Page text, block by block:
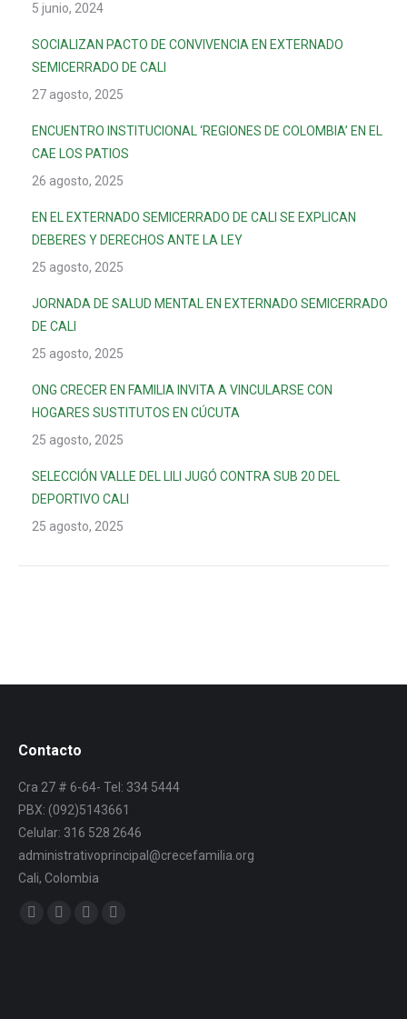
5 junio, 2024
SOCIALIZAN PACTO DE CONVIVENCIA EN EXTERNADO
SEMICERRADO DE CALI
27 agosto, 2025
ENCUENTRO INSTITUCIONAL ‘REGIONES DE COLOMBIA’ EN EL
CAE LOS PATIOS
26 agosto, 2025
EN EL EXTERNADO SEMICERRADO DE CALI SE EXPLICAN
DEBERES Y DERECHOS ANTE LA LEY
25 agosto, 2025
JORNADA DE SALUD MENTAL EN EXTERNADO SEMICERRADO
DE CALI
25 agosto, 2025
ONG CRECER EN FAMILIA INVITA A VINCULARSE CON
HOGARES SUSTITUTOS EN CÚCUTA
25 agosto, 2025
SELECCIÓN VALLE DEL LILI JUGÓ CONTRA SUB 20 DEL
DEPORTIVO CALI
25 agosto, 2025
Contacto
Cra 27 # 6-64- Tel: 334 5444
PBX: (092)5143661
Celular: 316 528 2646
administrativoprincipal@crecefamilia.org
Cali, Colombia
Find us on: